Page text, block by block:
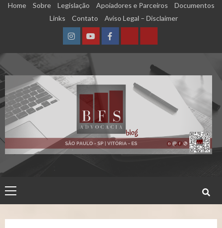
SkipHome Sobre Legislação Apoiadores e Parceiros
Documentos
Links
Contato Aviso Legal – Disclaimer
InstagramYouTubeFacebookCalculadora
Qualidade
de
Segurado
(INSS)
Calculadora
Tempo
de
Contribuição
Menu